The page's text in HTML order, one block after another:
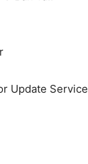
Update Service